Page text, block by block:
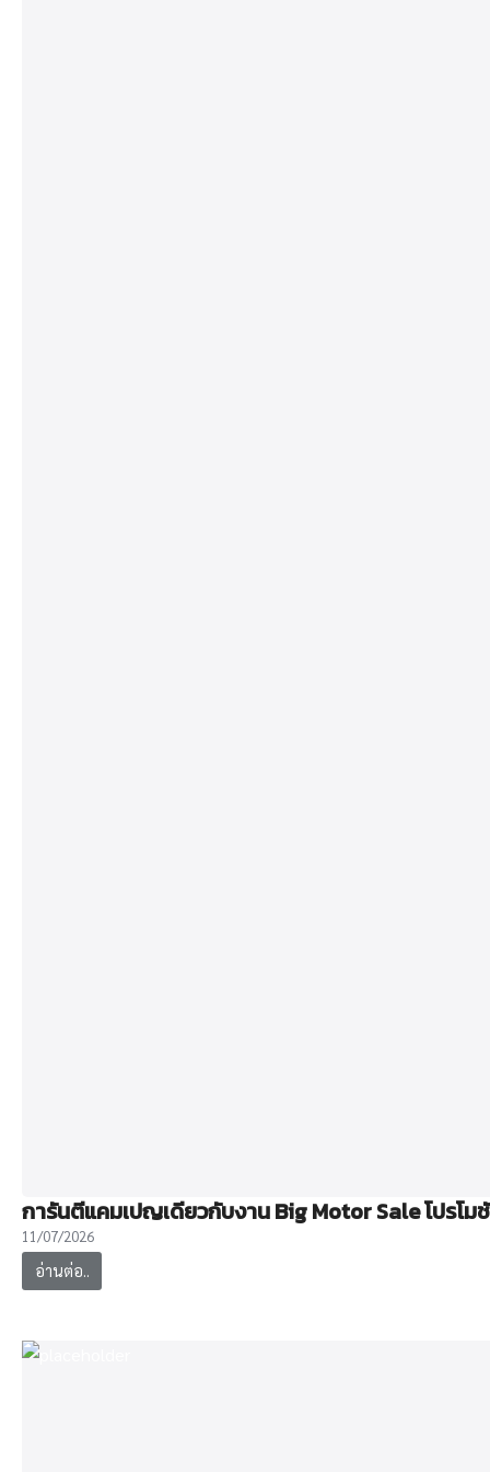
การันตีแคมเปญเดียวกับงาน Big Motor Sale โปรโ
11/07/2026
อ่านต่อ..